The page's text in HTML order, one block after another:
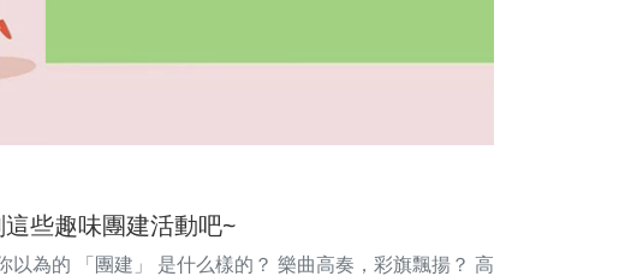
些趣味團建活動吧~
為的 「團建」 是什么樣的？ 樂曲高奏，彩旗飄揚？ 高